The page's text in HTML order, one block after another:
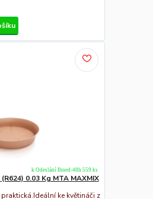
0.03 Kg MTA MAXMIX
ke květináči z
k Odeslání Ihned-48h 559 ks